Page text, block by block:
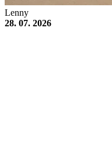
Lenny
28. 07. 2026